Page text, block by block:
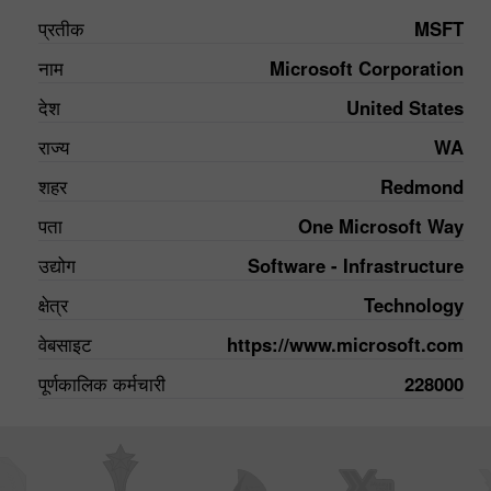
प्रतीक
MSFT
नाम
Microsoft Corporation
देश
United States
राज्य
WA
शहर
Redmond
पता
One Microsoft Way
उद्योग
Software - Infrastructure
क्षेत्र
Technology
वेबसाइट
https://www.microsoft.com
पूर्णकालिक कर्मचारी
228000